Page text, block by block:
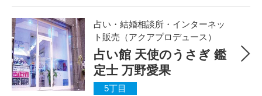
占い・結婚相談所・インターネッ
ト販売（アクアプロデュース）
占い館 天使のうさぎ 鑑
定士 万野愛果
5丁目